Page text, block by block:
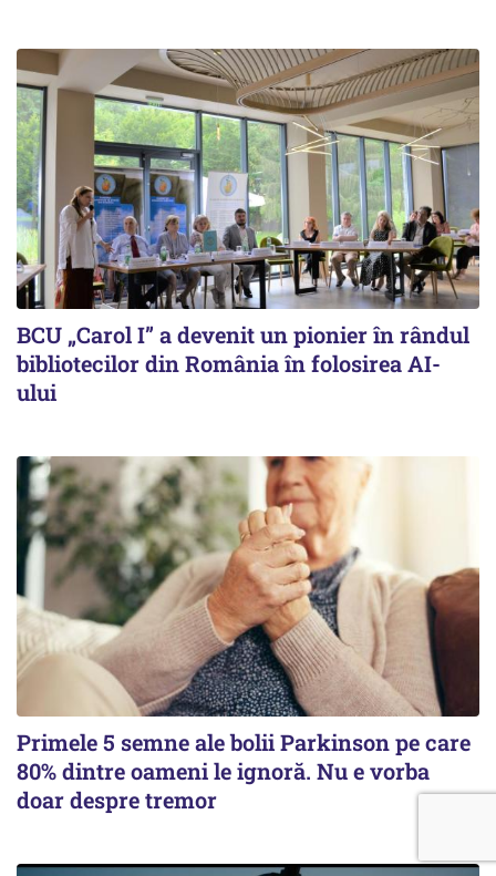
BCU „Carol I” a devenit un pionier în rândul
bibliotecilor din România în folosirea AI-
ului
Primele 5 semne ale bolii Parkinson pe care
80% dintre oameni le ignoră. Nu e vorba
doar despre tremor